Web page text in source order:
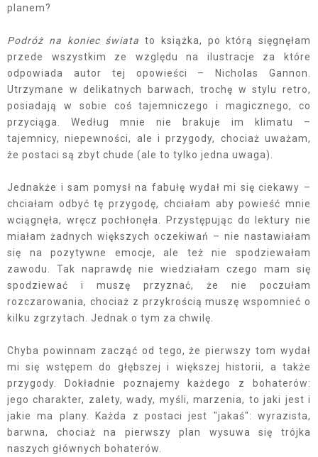
planem?
Podróż na koniec świata to książka, po którą sięgnęłam
przede wszystkim ze względu na ilustracje za które
odpowiada autor tej opowieści – Nicholas Gannon.
Utrzymane w delikatnych barwach, trochę w stylu retro,
posiadają w sobie coś tajemniczego i magicznego, co
przyciąga. Według mnie nie brakuje im klimatu –
tajemnicy, niepewności, ale i przygody, chociaż uważam,
że postaci są zbyt chude (ale to tylko jedna uwaga).
Jednakże i sam pomysł na fabułę wydał mi się ciekawy –
chciałam odbyć tę przygodę, chciałam aby powieść mnie
wciągnęła, wręcz pochłonęła. Przystępując do lektury nie
miałam żadnych większych oczekiwań – nie nastawiałam
się na pozytywne emocje, ale też nie spodziewałam
zawodu. Tak naprawdę nie wiedziałam czego mam się
spodziewać i muszę przyznać, że nie poczułam
rozczarowania, chociaż z przykrością muszę wspomnieć o
kilku zgrzytach. Jednak o tym za chwilę.
Chyba powinnam zacząć od tego, że pierwszy tom wydał
mi się wstępem do głębszej i większej historii, a także
przygody. Dokładnie poznajemy każdego z bohaterów:
jego charakter, zalety, wady, myśli, marzenia, to jaki jest i
jakie ma plany. Każda z postaci jest "jakaś": wyrazista,
barwna, chociaż na pierwszy plan wysuwa się trójka
naszych głównych bohaterów.